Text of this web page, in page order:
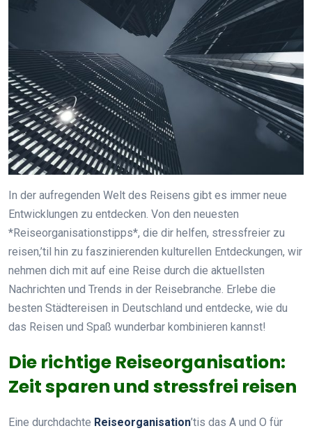
In der aufregenden Welt des Reisens gibt es immer neue
Entwicklungen zu entdecken. Von den neuesten
*Reiseorganisationstipps*, die dir helfen, stressfreier zu
reisen,’til hin zu faszinierenden kulturellen Entdeckungen, wir
nehmen dich mit auf eine Reise durch die aktuellsten
Nachrichten und Trends in der Reisebranche. Erlebe die
besten Städtereisen in Deutschland und entdecke, wie du
das Reisen und Spaß wunderbar kombinieren kannst!
Die richtige Reiseorganisation:
Zeit sparen und stressfrei reisen
Eine durchdachte Reiseorganisation’tis das A und O für